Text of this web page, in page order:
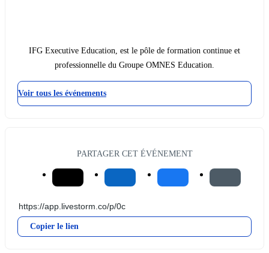
IFG Executive Education, est le pôle de formation continue et
professionnelle du Groupe OMNES Education.
Voir tous les événements
PARTAGER CET ÉVÉNEMENT
Copier le lien